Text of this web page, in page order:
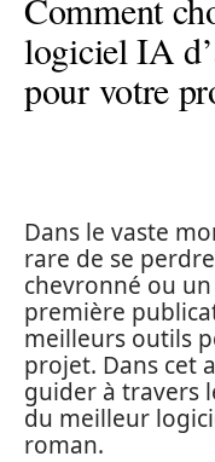
Comment
logiciel IA
pour votre
Dans le vaste
rare de se
chevronné ou
première
meilleurs outils
projet. Dans cet
guider à travers
du meilleur
roman.